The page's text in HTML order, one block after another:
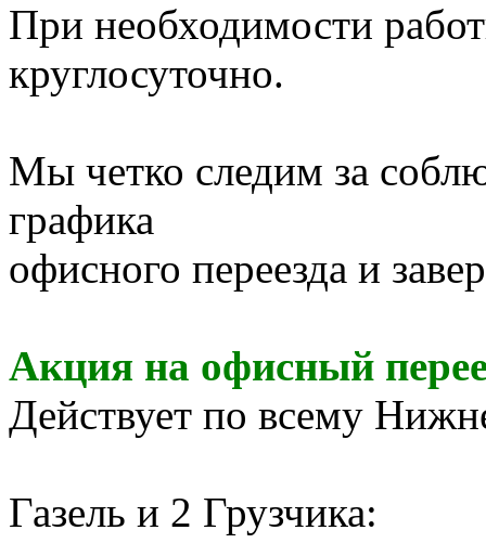
При необходимости
круглосуточно.
Мы четко следим за
графика
офисного переезда и
Акция на офисный
Действует по всему
Газель и 2 Грузчика: